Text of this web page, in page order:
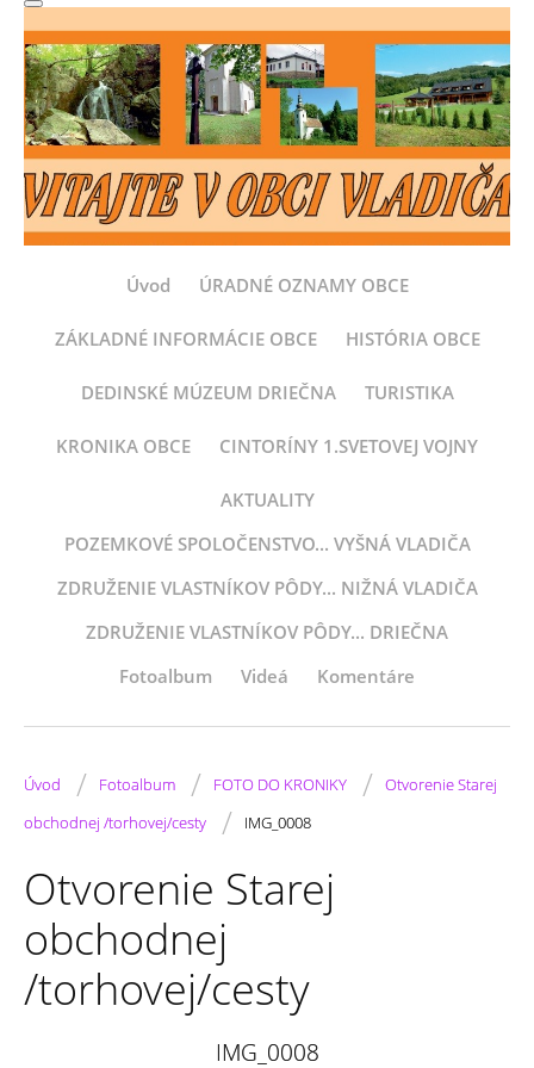
Úvod ÚRADNÉ OZNAMY OBCE
ZÁKLADNÉ INFORMÁCIE OBCE HISTÓRIA OBCE
DEDINSKÉ MÚZEUM DRIEČNA TURISTIKA
KRONIKA OBCE CINTORÍNY 1.SVETOVEJ VOJNY
AKTUALITY
POZEMKOVÉ SPOLOČENSTVO... VYŠNÁ VLADIČA
ZDRUŽENIE VLASTNÍKOV PÔDY... NIŽNÁ VLADIČA
ZDRUŽENIE VLASTNÍKOV PÔDY... DRIEČNA
Fotoalbum
Videá Komentáre
Úvod / Fotoalbum / FOTO DO KRONIKY / Otvorenie Starej
obchodnej /torhovej/cesty
/ IMG_0008
Otvorenie Starej
obchodnej
/torhovej/cesty
IMG_0008